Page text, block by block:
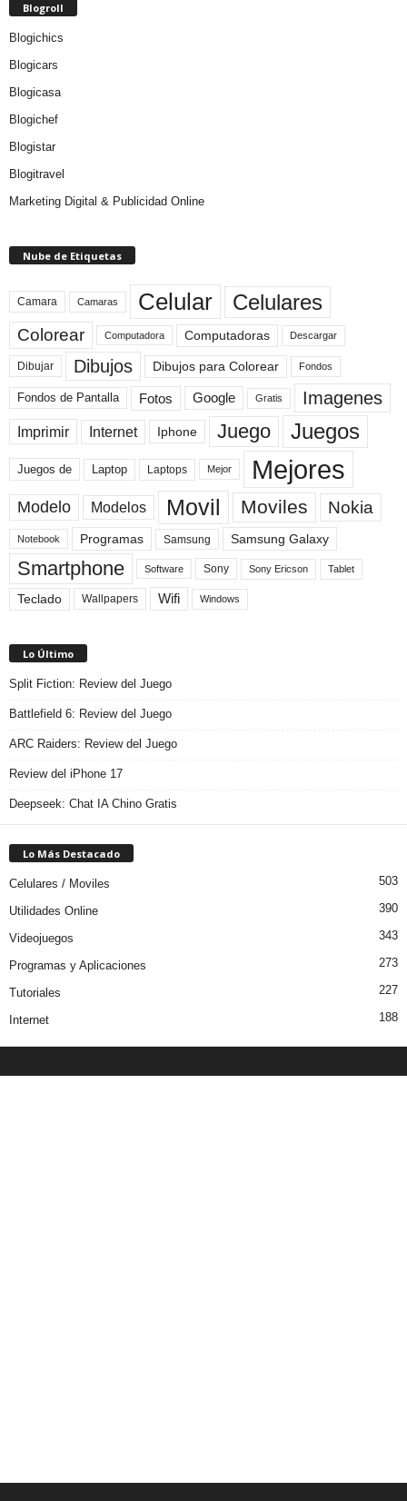
Blogroll
Blogichics
Blogicars
Blogicasa
Blogichef
Blogistar
Blogitravel
Marketing Digital & Publicidad Online
Nube de Etiquetas
Camara Camaras Celular Celulares
Colorear Computadora Computadoras Descargar
Dibujar Dibujos Dibujos para Colorear Fondos
Fondos de Pantalla Fotos Google Gratis Imagenes
Imprimir Internet Iphone Juego Juegos
Juegos de Laptop Laptops Mejor Mejores
Modelo Modelos Movil Moviles Nokia
Notebook Programas Samsung Samsung Galaxy
Smartphone Software Sony Sony Ericson Tablet
Teclado Wallpapers Wifi Windows
Lo Último
Split Fiction: Review del Juego
Battlefield 6: Review del Juego
ARC Raiders: Review del Juego
Review del iPhone 17
Deepseek: Chat IA Chino Gratis
Lo Más Destacado
Celulares / Moviles 503
Utilidades Online 390
Videojuegos 343
Programas y Aplicaciones 273
Tutoriales 227
Internet 188